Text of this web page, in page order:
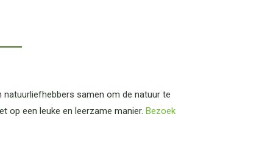
samen om de natuur te
op een leuke en leerzame manier. Bezoek